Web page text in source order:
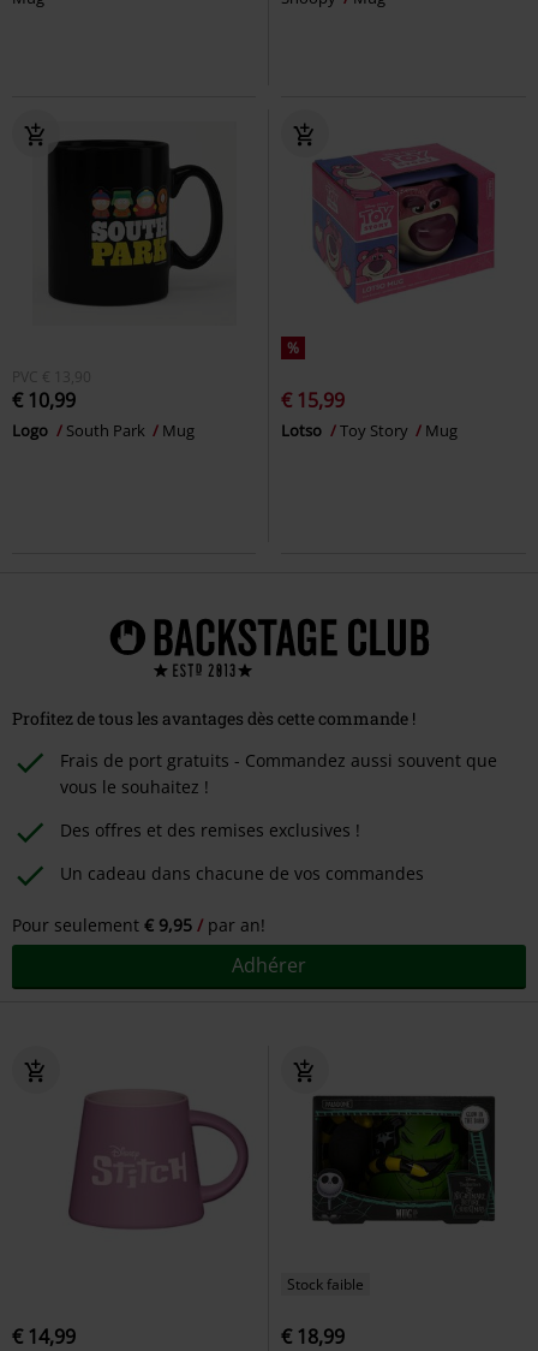
PVC € 13,90
€ 10,99
Logo South Park Mug
%
€ 15,99
Lotso Toy Story Mug
Profitez de tous les avantages dès cette commande !
Frais de port gratuits - Commandez aussi souvent que
vous le souhaitez !
Des offres et des remises exclusives !
Un cadeau dans chacune de vos commandes
Pour seulement € 9,95 par an!
Adhérer
€ 14,99
Stock faible
€ 18,99